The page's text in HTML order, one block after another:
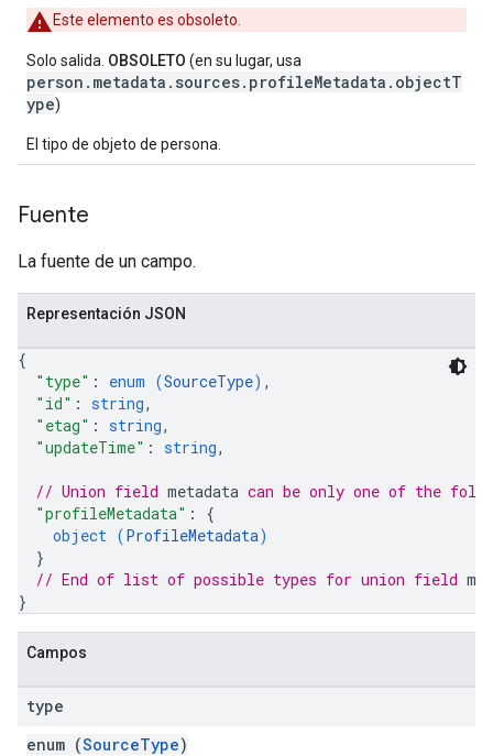
Este elemento es obsoleto.
Solo salida. OBSOLETO (en su lugar, usa
person.metadata.sources.profileMetadata.objectT
ype)
El tipo de objeto de persona.
Fuente
La fuente de un campo.
Representación JSON
{
"type" : enum (SourceType) ,
"id" : string,
"etag" : string,
"updateTime" : string,
// Union field metadata can be only one of the
"profileMetadata" : {
object (ProfileMetadata)
}
// End of list of possible types for union field
}
Campos
type
enum (SourceType)